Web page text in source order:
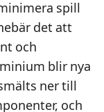
spill
det att
och
blir nya
ner till
och